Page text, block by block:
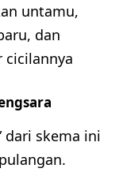
untamu,
dan
cicilannya
dari skema ini